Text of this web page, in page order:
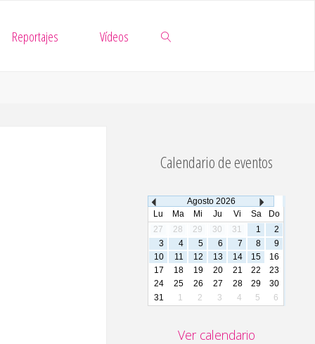
Reportajes Vídeos
Calendario de eventos
Agosto 2026
Lu
Ma Mi Ju Vi Sa
Do
27
28 29 30 31 1
2
3
4 5 6 7 8
9
10
11 12 13 14 15
16
17
18 19 20 21 22
23
24
25 26 27 28 29
30
31
1 2 3 4 5 6
Ver calendario